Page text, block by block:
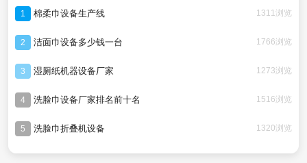
1 棉柔巾设备生产线 1311浏览
2 洁面巾设备多少钱一台 1766浏览
3 湿厕纸机器设备厂家 1273浏览
4 洗脸巾设备厂家排名前十名 1516浏览
5 洗脸巾折叠机设备 1320浏览